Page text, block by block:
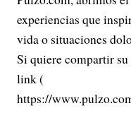
experiencias que
vida o situaciones
Si quiere compartir
link (
https://